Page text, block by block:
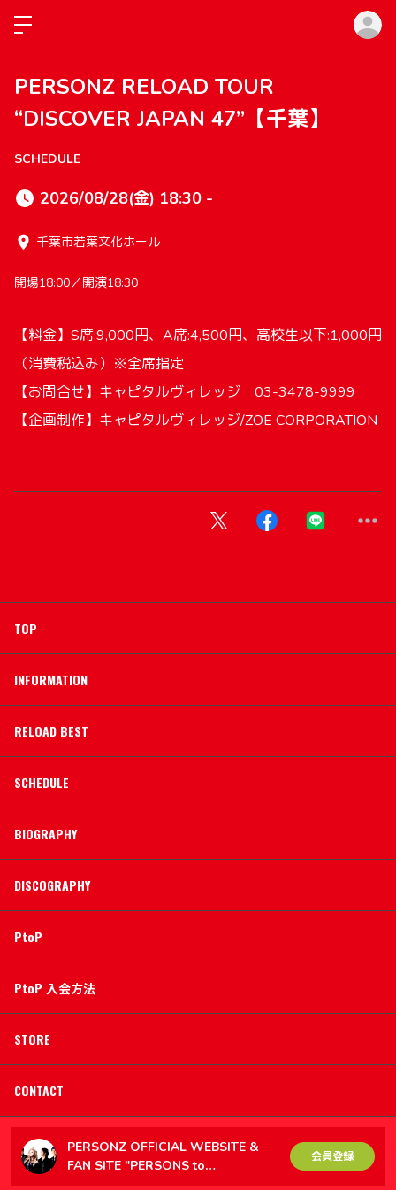
PERSONZ RELOAD TOUR
“DISCOVER JAPAN 47”【千葉】
SCHEDULE
2026/08/28(金) 18:30 -
千葉市若葉文化ホール
開場18:00／開演18:30
【料金】S席:9,000円、A席:4,500円、高校生以下:1,000円
（消費税込み）※全席指定
【お問合せ】キャピタルヴィレッジ 03-3478-9999
【企画制作】キャピタルヴィレッジ/ZOE CORPORATION
TOP
INFORMATION
RELOAD BEST
SCHEDULE
BIOGRAPHY
DISCOGRAPHY
PtoP
PtoP 入会方法
STORE
CONTACT
PERSONZ OFFICIAL WEBSITE &
FAN SITE "PERSONS to
PERSONZ（PtoP）"
会員登録